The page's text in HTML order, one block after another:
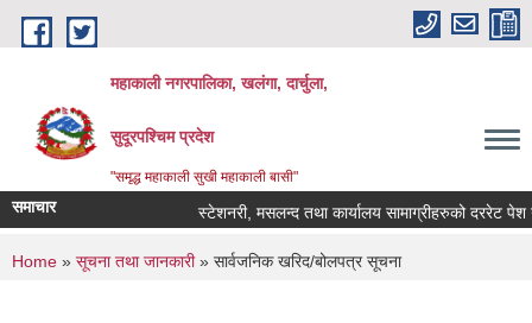
Skip to main content
महाकाली नगरपालिका, खलंगा, दार्चुला,
सुदूरपश्चिम प्रदेश
"समृद्ध महाकाली सुखी महाकाली बासी"
समाचार स्टेशनरी, मसलन्द तथा कार्यालय सामाग्रीहरुको दररेट पेश
You are here
Home » सूचना तथा जानकारी» सार्वजनिक खरिद/बोलपत्र सूचना